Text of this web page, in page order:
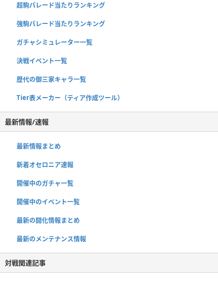
超駒パレード当たりランキング
強駒パレード当たりランキング
ガチャシミュレーター一覧
決戦イベント一覧
歴代の御三家キャラ一覧
Tier表メーカー（ティア作成ツール）
最新情報/速報
最新情報まとめ
新着オセロニア速報
開催中のガチャ一覧
開催中のイベント一覧
最新の闘化情報まとめ
最新のメンテナンス情報
対戦関連記事